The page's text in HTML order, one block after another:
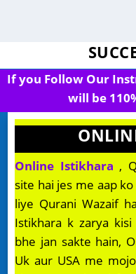
If you Follow Our
will be
Online Istikhara ,
site hai jes me aap
liye Qurani Wazaif
Istikhara k zarya
bhe jan sakte hain,
Uk aur USA me